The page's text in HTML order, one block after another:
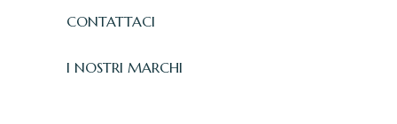
CONTATTACI
I NOSTRI MARCHI